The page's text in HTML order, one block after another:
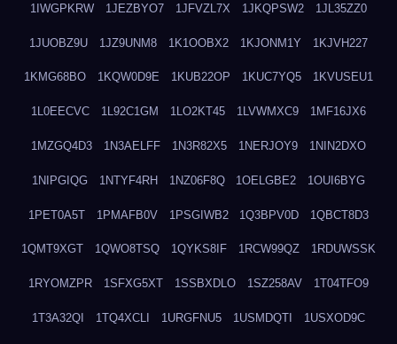
1IWGPKRW 1JEZBYO7 1JFVZL7X 1JKQPSW2 1JL35ZZ0
1JUOBZ9U 1JZ9UNM8 1K1OOBX2 1KJONM1Y 1KJVH227
1KMG68BO 1KQW0D9E 1KUB22OP 1KUC7YQ5 1KVUSEU1
1L0EECVC 1L92C1GM 1LO2KT45 1LVWMXC9 1MF16JX6
1MZGQ4D3 1N3AELFF 1N3R82X5 1NERJOY9 1NIN2DXO
1NIPGIQG 1NTYF4RH 1NZ06F8Q 1OELGBE2 1OUI6BYG
1PET0A5T 1PMAFB0V 1PSGIWB2 1Q3BPV0D 1QBCT8D3
1QMT9XGT 1QWO8TSQ 1QYKS8IF 1RCW99QZ 1RDUWSSK
1RYOMZPR 1SFXG5XT 1SSBXDLO 1SZ258AV 1T04TFO9
1T3A32QI 1TQ4XCLI 1URGFNU5 1USMDQTI 1USXOD9C